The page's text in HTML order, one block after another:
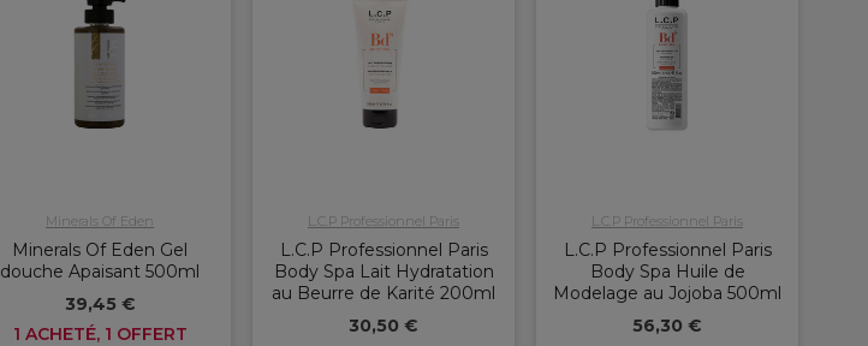
Minerals Of Eden
Minerals Of Eden Gel
douche Apaisant 500ml
39,45 €
1 ACHETÉ, 1 OFFERT
L.C.P Professionnel Paris
L.C.P Professionnel Paris
Body Spa Lait Hydratation
au Beurre de Karité 200ml
30,50 €
L.C.P Professionnel Paris
L.C.P Professionnel Paris
Body Spa Huile de
Modelage au Jojoba 500ml
56,30 €